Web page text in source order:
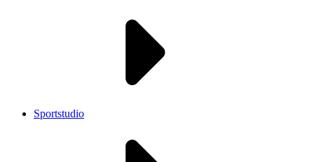
Sportstudio